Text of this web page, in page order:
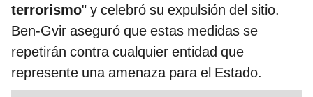
terrorismo" y celebró su expulsión del sitio.
Ben-Gvir aseguró que estas medidas se
repetirán contra cualquier entidad que
represente una amenaza para el Estado.